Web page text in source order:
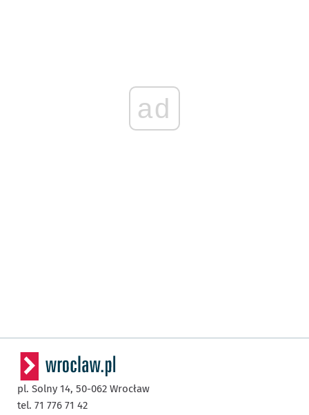
ad
pl. Solny 14, 50-062 Wrocław
tel. 71 776 71 42